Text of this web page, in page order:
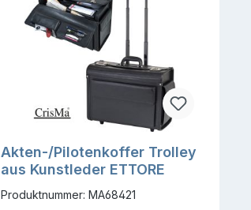
Akten-/Pilotenkoffer Trolley
aus Kunstleder ETTORE
Produktnummer: MA68421